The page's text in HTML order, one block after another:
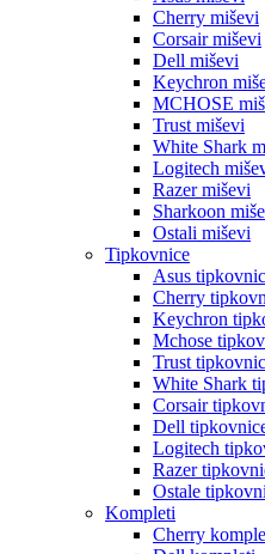
Cherry miševi
Corsair miševi
Dell miševi
Keychron
MCHOSE
Trust miševi
White Shark
Logitech
Razer miševi
Sharkoon
Ostali miševi
Tipkovnice
Asus
Cherry
Keychron
Mchose
Trust
White Shark
Corsair
Dell
Logitech
Razer
Ostale
Kompleti
Cherry